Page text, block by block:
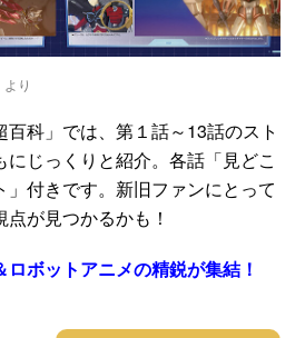
り
百科」では、第１話～13話のスト
じっくりと紹介。各話「見どこ
」付きです。新旧ファンにとって
が見つかるかも！
ボットアニメの精鋭が集結！